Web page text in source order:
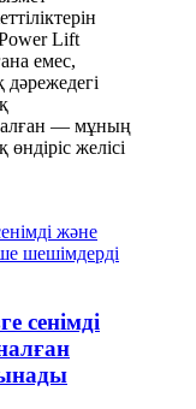
Power Lift
емес,
— мұның
өндіріс желісі
сенімді